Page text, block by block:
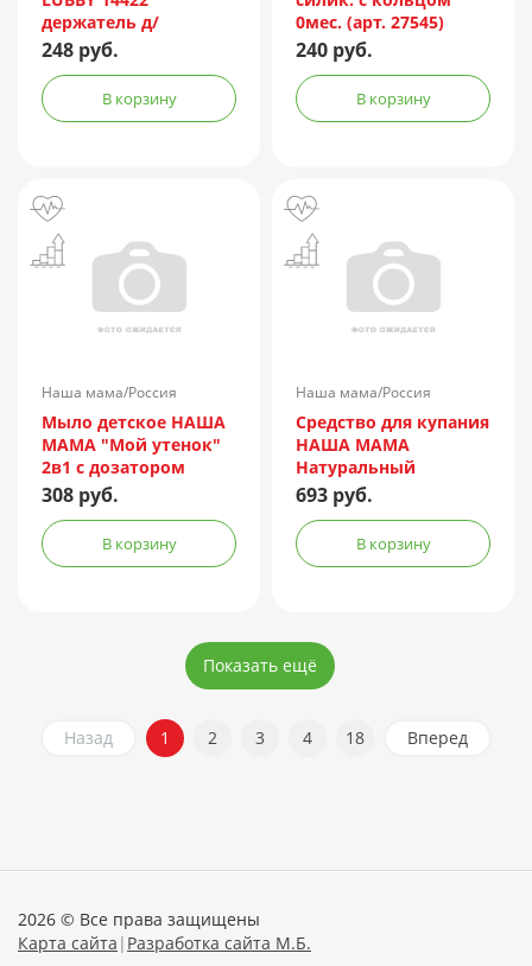
держатель д/
пустышек на цепочке
круглая
248 руб.
В корзину
0мес. (арт. 27545)
240 руб.
В корзину
Наша мама/Россия
Мыло детское НАША
МАМА "Мой утенок"
2в1 с дозатором
250мл (арт. У-9025)
308 руб.
В корзину
Наша мама/Россия
Средство для купания
НАША МАМА
Натуральный
комплекс экстрактов
трав д/детей череда
1000мл (арт. 3001)
693 руб.
В корзину
Показать ещё
Назад 1 2 3 4 18 Вперед
2026 © Все права защищены
Карта сайта | Разработка сайта М.Б.